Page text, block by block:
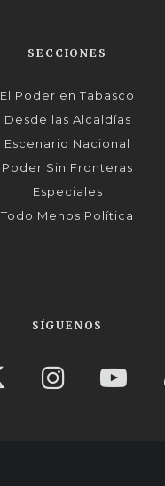
SECCIONES
El Poder en Tabasco
Desde las Alcaldías
Escenario Nacional
Poder Sin Fronteras
Especiales
Todo Menos Política
SÍGUENOS